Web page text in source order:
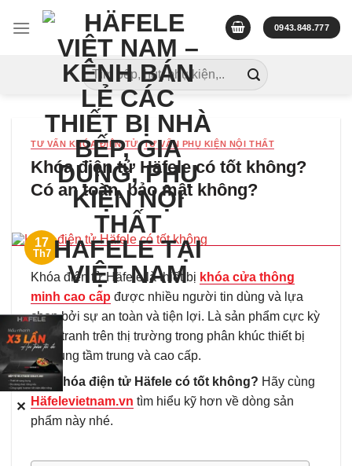
0943.848.777
Tìm
kiếm:
TƯ VẤN KHÓA ĐIỆN TỬ,TƯ VẤN PHỤ KIỆN NỘI THẤT
Khóa điện tử Häfele có tốt không?
Có an toàn, bảo mật không?
17
Th7
Khóa điện tử Häfele là thiết bị khóa cửa thông
minh cao cấp được nhiều người tin dùng và lựa
chọn bởi sự an toàn và tiện lợi. Là sản phẩm cực kỳ
cạnh tranh trên thị trường trong phân khúc thiết bị
gia dụng tầm trung và cao cấp.
Vậy
khóa điện tử Häfele có tốt không? Hãy cùng
Häfelevietnam.vn tìm hiểu kỹ hơn về dòng sản
phẩm này nhé.
✕